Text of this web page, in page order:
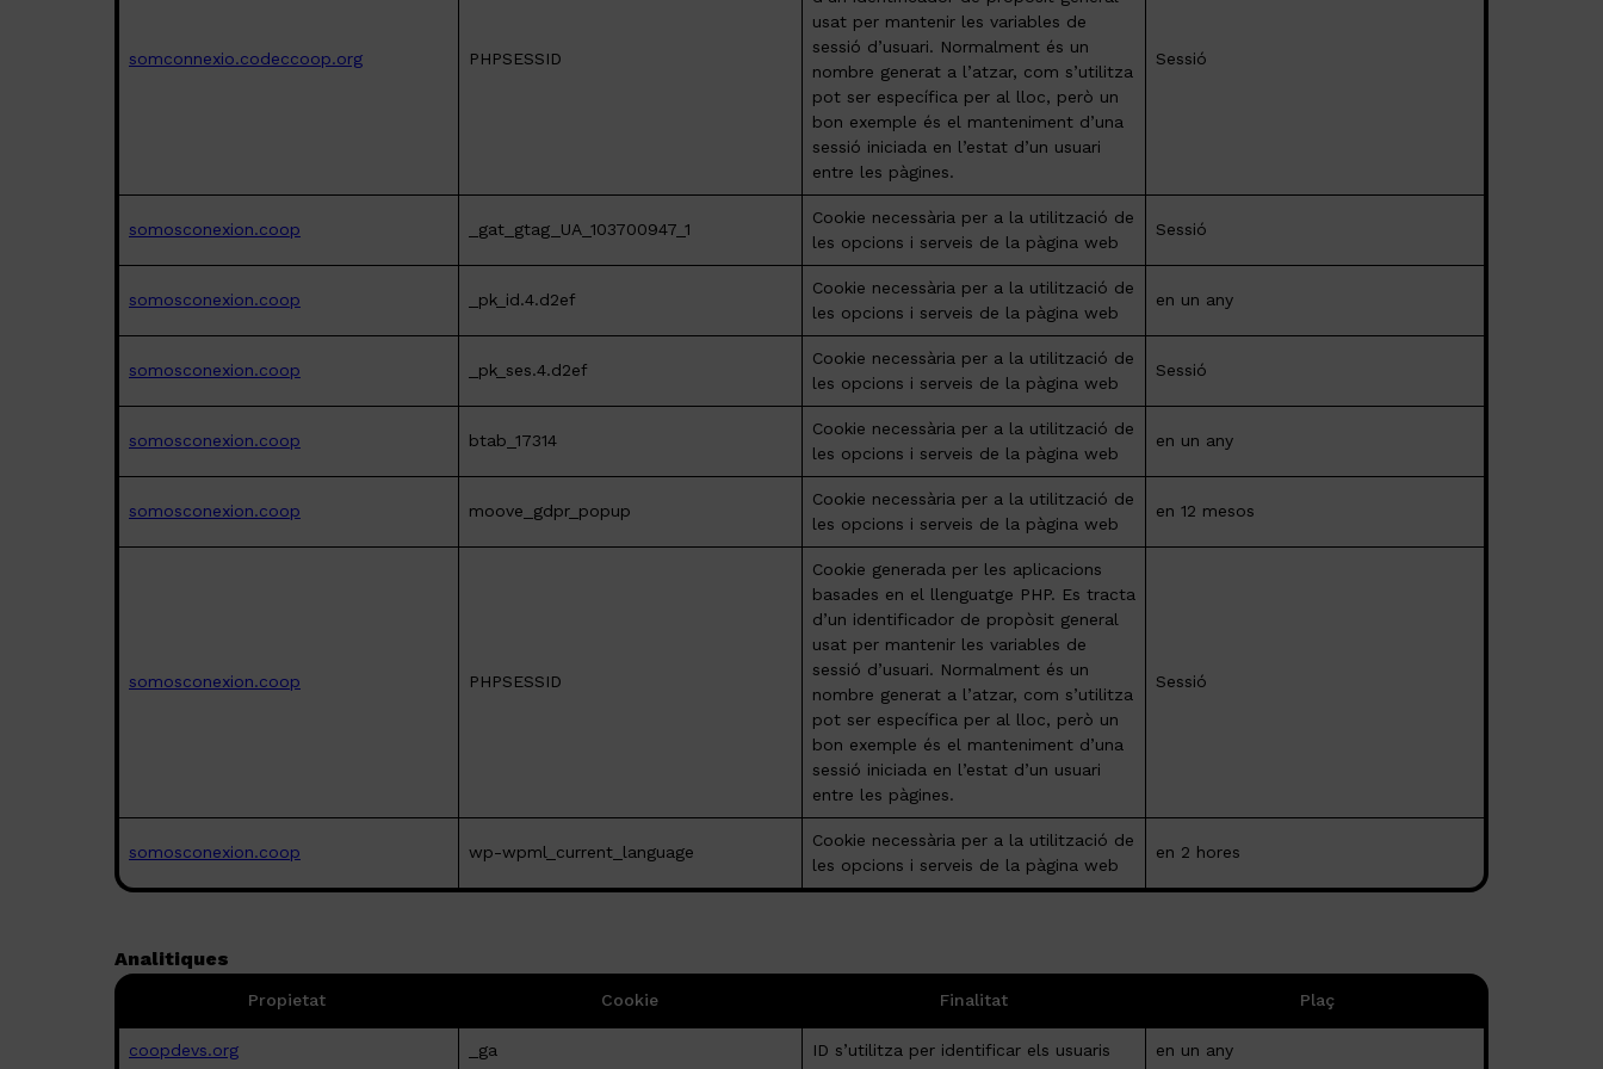
somconnexio.codeccoop.org PHPSESSID
usat per mantenir les variables de
sessió d’usuari. Normalment és un
nombre generat a l’atzar, com s’utilitza
pot ser específica per al lloc, però un
bon exemple és el manteniment d’una
sessió iniciada en l’estat d’un usuari
entre les pàgines.
Sessió
somosconexion.coop _gat_gtag_UA_103700947_1
Cookie necessària per a la utilització de
les opcions i serveis de la pàgina web
Sessió
somosconexion.coop _pk_id.4.d2ef
Cookie necessària per a la utilització de
les opcions i serveis de la pàgina web
en un any
somosconexion.coop _pk_ses.4.d2ef
Cookie necessària per a la utilització de
les opcions i serveis de la pàgina web
Sessió
somosconexion.coop btab_17314
Cookie necessària per a la utilització de
les opcions i serveis de la pàgina web
en un any
somosconexion.coop moove_gdpr_popup
Cookie necessària per a la utilització de
les opcions i serveis de la pàgina web
en 12 mesos
somosconexion.coop PHPSESSID
Cookie generada per les aplicacions
basades en el llenguatge PHP. Es tracta
d’un identificador de propòsit general
usat per mantenir les variables de
sessió d’usuari. Normalment és un
nombre generat a l’atzar, com s’utilitza
pot ser específica per al lloc, però un
bon exemple és el manteniment d’una
sessió iniciada en l’estat d’un usuari
entre les pàgines.
Sessió
somosconexion.coop wp-wpml_current_language
Cookie necessària per a la utilització de
les opcions i serveis de la pàgina web
en 2 hores
Analitiques
Propietat Cookie Finalitat Plaç
coopdevs.org _ga ID s’utilitza per identificar els usuaris en un any